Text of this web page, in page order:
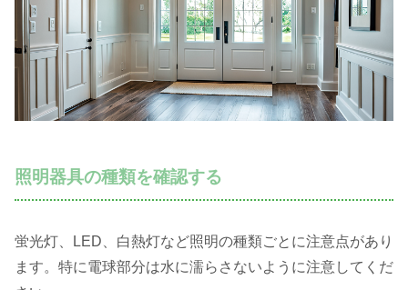
照明器具の種類を確認する
蛍光灯、LED、白熱灯など照明の種類ごとに注意点があり
ます。特に電球部分は水に濡らさないように注意してくだ